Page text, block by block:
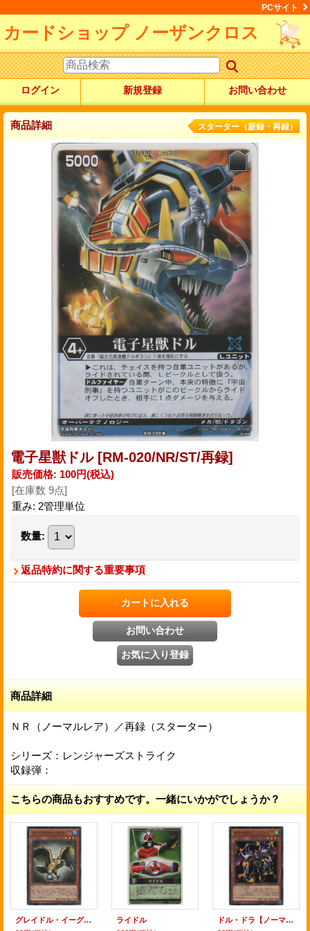
PCサイト
カードショップ ノーザンクロス
ログイン 新規登録 お問い合わせ
商品詳細 スターター（新録・再録）
電子星獣ドル [RM-020/NR/ST/再録]
販売価格: 100円(税込)
[在庫数 9点]
重み: 2管理単位
数量:
返品特約に関する重要事項
商品詳細
ＮＲ（ノーマルレア）／再録（スターター）
シリーズ：レンジャーズストライク
収録弾：
こちらの商品もおすすめです。一緒にいかがでしょうか？
グレイドル・イーグル【ノーマル】
ライドル
ドル・ドラ【ノーマル】